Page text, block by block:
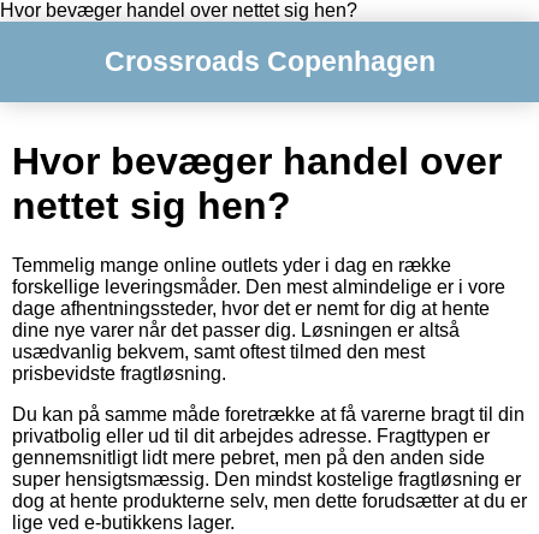
Hvor bevæger handel over nettet sig hen?
Crossroads Copenhagen
Hvor bevæger handel over
nettet sig hen?
Temmelig mange online outlets yder i dag en række
forskellige leveringsmåder. Den mest almindelige er i vore
dage afhentningssteder, hvor det er nemt for dig at hente
dine nye varer når det passer dig. Løsningen er altså
usædvanlig bekvem, samt oftest tilmed den mest
prisbevidste fragtløsning.
Du kan på samme måde foretrække at få varerne bragt til din
privatbolig eller ud til dit arbejdes adresse. Fragttypen er
gennemsnitligt lidt mere pebret, men på den anden side
super hensigtsmæssig. Den mindst kostelige fragtløsning er
dog at hente produkterne selv, men dette forudsætter at du er
lige ved e-butikkens lager.